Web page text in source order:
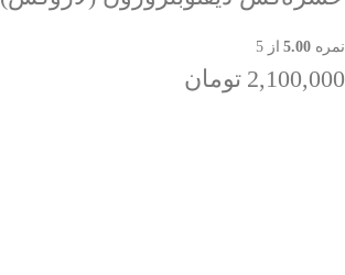
نمره 5.00از 5
2,100,000 تومان